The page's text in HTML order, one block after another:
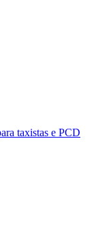
taxistas e PCD